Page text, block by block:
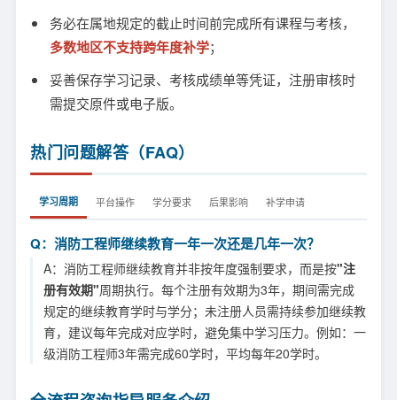
务必在属地规定的截止时间前完成所有课程与考核，
多数地区不支持跨年度补学；
妥善保存学习记录、考核成绩单等凭证，注册审核时
需提交原件或电子版。
热门问题解答（FAQ）
学习周期 平台操作 学分要求 后果影响 补学申请
Q：消防工程师继续教育一年一次还是几年一次？
A：消防工程师继续教育并非按年度强制要求，而是按"注
册有效期"周期执行。每个注册有效期为3年，期间需完成
规定的继续教育学时与学分；未注册人员需持续参加继续教
育，建议每年完成对应学时，避免集中学习压力。例如：一
级消防工程师3年需完成60学时，平均每年20学时。